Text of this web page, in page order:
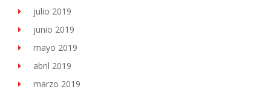
julio 2019
junio 2019
mayo 2019
abril 2019
marzo 2019